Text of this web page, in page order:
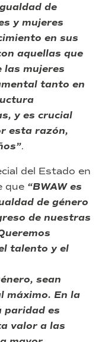
de
y mujeres
en sus
aquellas que
las mujeres
tanto en
y es crucial
esta razón,
.
del Estado en
que “BWAW es
de género
de nuestras
talento y el
sean
máximo. En la
paridad es
valor a las